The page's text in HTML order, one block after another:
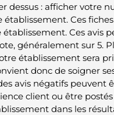
dessus : afficher votre
établissement. Ces
Ces avis
généralement sur 5.
établissement sera
donc de soigner
avis négatifs peuvent
client ou être
dans les